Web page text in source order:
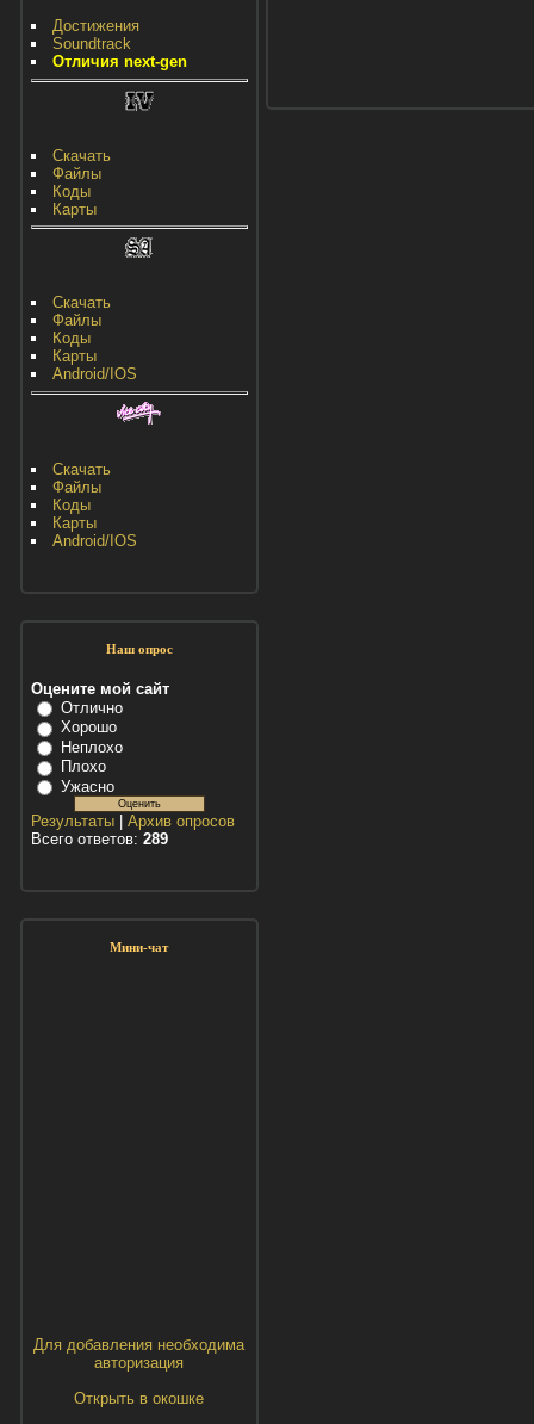
Достижения
Soundtrack
Отличия next-gen
Скачать
Файлы
Коды
Карты
Скачать
Файлы
Коды
Карты
Android/IOS
Скачать
Файлы
Коды
Карты
Android/IOS
Наш опрос
Оцените мой сайт
Отлично
Хорошо
Неплохо
Плохо
Ужасно
Результаты| Архив опросов
Всего ответов: 289
Мини-чат
Для добавления необходима
авторизация
Открыть в окошке